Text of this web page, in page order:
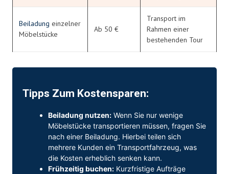
Beiladung einzelner
Möbelstücke
Ab 50 €
Transport im
Rahmen einer
bestehenden Tour
Tipps Zum Kostensparen:
Beiladung nutzen: Wenn Sie nur wenige
Möbelstücke transportieren müssen, fragen Sie
nach einer Beiladung. Hierbei teilen sich
mehrere Kunden ein Transportfahrzeug, was
die Kosten erheblich senken kann.
Frühzeitig buchen: Kurzfristige Aufträge